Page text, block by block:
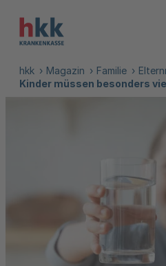
hkk Magazin Familie
Kinder müssen besonders